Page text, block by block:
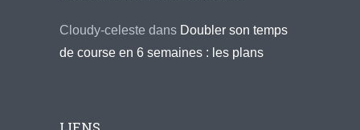
Cloudy-celeste dans Doubler son temps
de course en 6 semaines : les plans